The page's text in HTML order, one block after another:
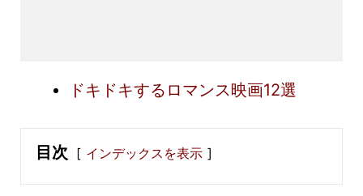
ドキドキするロマンス映画12選
目次 インデックスを表示